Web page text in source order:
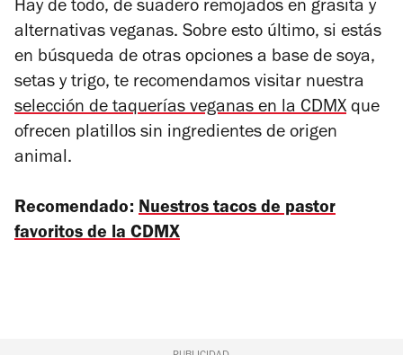
Hay de todo, de suadero remojados en grasita y
alternativas veganas. Sobre esto último, si estás
en búsqueda de otras opciones a base de soya,
setas y trigo, te recomendamos visitar nuestra
selección de taquerías veganas en la CDMX que
ofrecen platillos sin ingredientes de origen
animal.
Recomendado: Nuestros tacos de pastor
favoritos de la CDMX